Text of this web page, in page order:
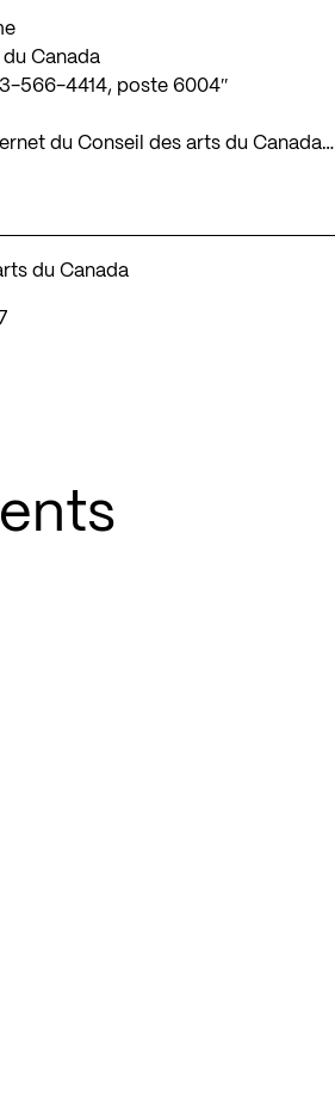
Canada
566-4414, poste 6004″
du Conseil des arts du Canada…
du Canada